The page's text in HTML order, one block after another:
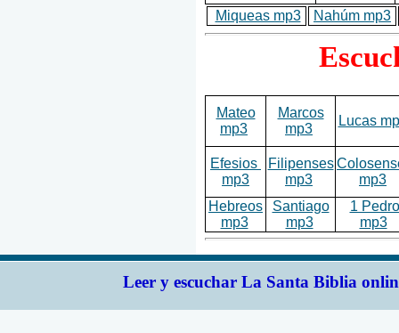
Miqueas mp3
Nahúm mp3
Mateo
mp3
Marcos
mp3
Lucas
Efesios
mp3
Filipenses
mp3
mp3
Hebreos
mp3
Santiago
mp3
1 Pedro
mp3
Leer y escuchar La Santa Biblia